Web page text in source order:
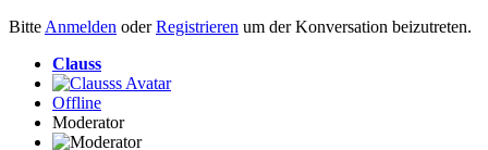
Bitte Anmelden oderRegistrieren um der Konversation beizutreten.
Clauss
Offline
Moderator